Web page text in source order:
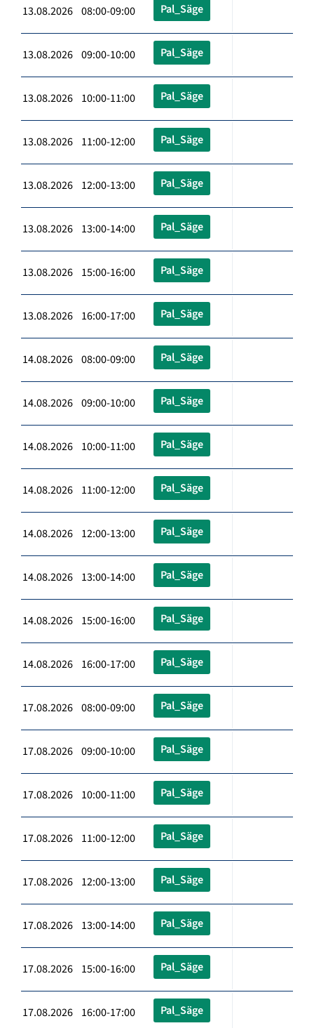
13.08.2026 08:00-09:00 Pal_Säge
13.08.2026 09:00-10:00 Pal_Säge
13.08.2026 10:00-11:00 Pal_Säge
13.08.2026 11:00-12:00 Pal_Säge
13.08.2026 12:00-13:00 Pal_Säge
13.08.2026 13:00-14:00 Pal_Säge
13.08.2026 15:00-16:00 Pal_Säge
13.08.2026 16:00-17:00 Pal_Säge
14.08.2026 08:00-09:00 Pal_Säge
14.08.2026 09:00-10:00 Pal_Säge
14.08.2026 10:00-11:00 Pal_Säge
14.08.2026 11:00-12:00 Pal_Säge
14.08.2026 12:00-13:00 Pal_Säge
14.08.2026 13:00-14:00 Pal_Säge
14.08.2026 15:00-16:00 Pal_Säge
14.08.2026 16:00-17:00 Pal_Säge
17.08.2026 08:00-09:00 Pal_Säge
17.08.2026 09:00-10:00 Pal_Säge
17.08.2026 10:00-11:00 Pal_Säge
17.08.2026 11:00-12:00 Pal_Säge
17.08.2026 12:00-13:00 Pal_Säge
17.08.2026 13:00-14:00 Pal_Säge
17.08.2026 15:00-16:00 Pal_Säge
17.08.2026 16:00-17:00 Pal_Säge